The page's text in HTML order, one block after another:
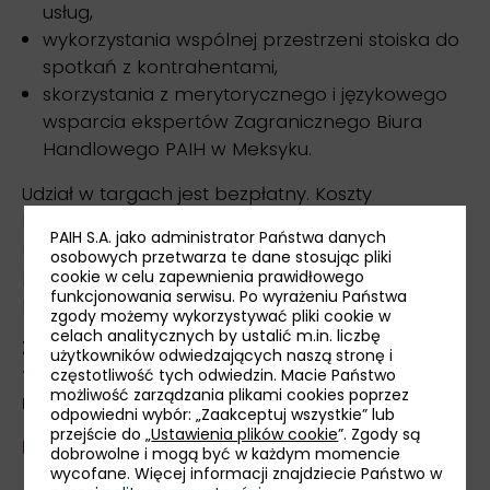
usług,
wykorzystania wspólnej przestrzeni stoiska do
spotkań z kontrahentami,
skorzystania z merytorycznego i językowego
wsparcia ekspertów Zagranicznego Biura
Handlowego PAIH w Meksyku.
Udział w targach jest bezpłatny. Koszty
reklamowych, transportu, ubezpieczenia osób i
produktów, noclegu i wyżywienia pokrywa
przedsiębiorca.
Zgłoszenia przyjmujemy za pośrednictwem
formularza rejestracyjnegodo 28 lutego 2024
r.
Regulamin »
PAIH S.A. jako administrator Państwa danych
osobowych przetwarza te dane stosując pliki
cookie w celu zapewnienia prawidłowego
funkcjonowania serwisu. Po wyrażeniu Państwa
zgody możemy wykorzystywać pliki cookie w
celach analitycznych by ustalić m.in. liczbę
użytkowników odwiedzających naszą stronę i
częstotliwość tych odwiedzin. Macie Państwo
możliwość zarządzania plikami cookies poprzez
odpowiedni wybór: „Zaakceptuj wszystkie” lub
przejście do „Ustawienia plików cookie”. Zgody są
dobrowolne i mogą być w każdym momencie
wycofane. Więcej informacji znajdziecie Państwo w